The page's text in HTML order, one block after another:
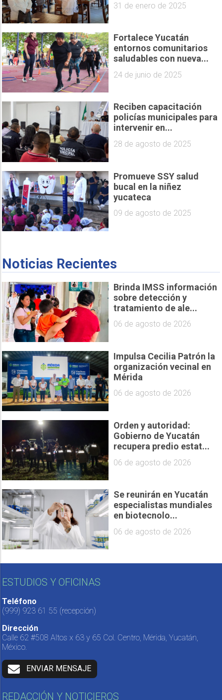
31 de enero de 2025
Fortalece Yucatán
entornos comunitarios
saludables con nueva...
24 de junio de 2025
Reciben capacitación
policías municipales para
intervenir en...
28 de agosto de 2025
Promueve SSY salud
bucal en la niñez
yucateca
09 de agosto de 2025
Noticias Recientes
Brinda IMSS información
sobre detección y
tratamiento de ale...
06 de agosto de 2026
Impulsa Cecilia Patrón la
organización vecinal en
Mérida
06 de agosto de 2026
Orden y autoridad:
Gobierno de Yucatán
recupera predio estat...
06 de agosto de 2026
Se reunirán en Yucatán
especialistas mundiales
en biotecnolo...
06 de agosto de 2026
ESTUDIOS Y OFICINAS
Teléfono
(999) 923 61 55 (recepción)
Dirección
Calle 62 #508 Altos x 63 y 65 Col. Centro, Mérida, Yucatán,
México.
ENVIAR MENSAJE
REDACCIÓN Y NOTICIEROS